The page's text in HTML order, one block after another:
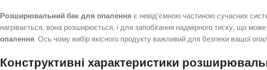
Розширювальний бак для опалення є невід’ємною частиною сучасних
нагрівається, вона розширюється, і для запобігання надмірного тиску, що
опалення . Ось чому вибір якісного продукту важливий для безпеки вашої
Конструктивні характеристики